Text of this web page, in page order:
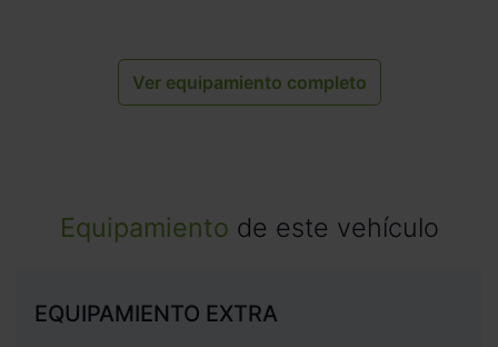
Ver equipamiento completo
Equipamiento de este vehículo
EQUIPAMIENTO EXTRA